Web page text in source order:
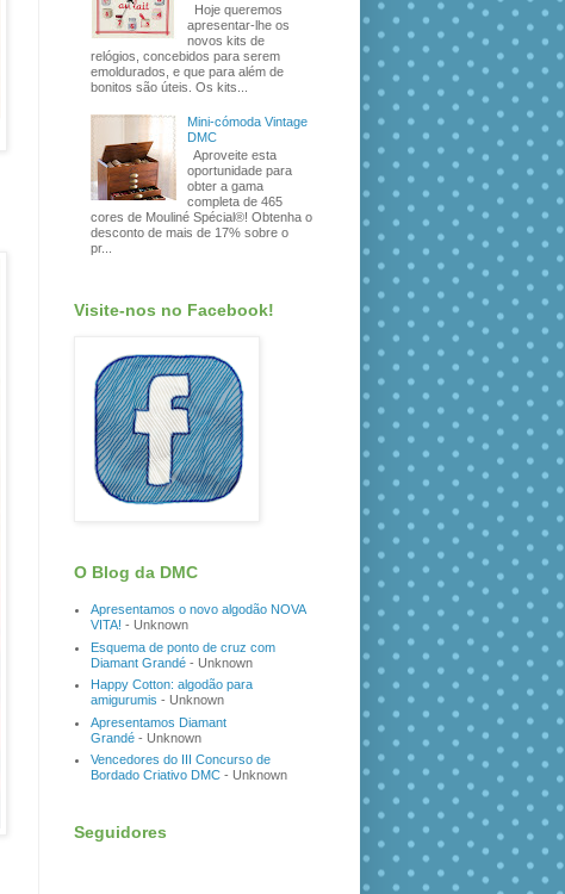
Hoje queremos
apresentar-lhe os
novos kits de
relógios, concebidos para serem
emoldurados, e que para além de
bonitos são úteis. Os kits...
Mini-cómoda Vintage
DMC
Aproveite esta
oportunidade para
obter a gama
completa de 465
cores de Mouliné Spécial®! Obtenha o
desconto de mais de 17% sobre o
pr...
Visite-nos no Facebook!
O Blog da DMC
Apresentamos o novo algodão NOVA
VITA! - Unknown
Esquema de ponto de cruz com
Diamant Grandé- Unknown
Happy Cotton: algodão para
amigurumis - Unknown
Apresentamos Diamant
Grandé- Unknown
Vencedores do III Concurso de
Bordado Criativo DMC- Unknown
Seguidores